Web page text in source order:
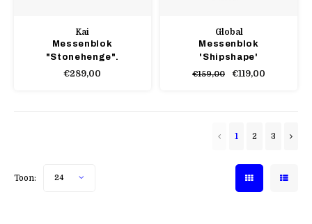
Kai
Messenblok
"Stonehenge".
€289,00
Global
Messenblok
'Shipshape'
€159,00 €119,00
1 2 3
Toon: 24